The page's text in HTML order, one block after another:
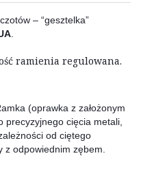
– “gesztelka”
ramienia regulowana.
(oprawka z założonym
precyzyjnego cięcia metali,
od ciętego
z odpowiednim zębem.